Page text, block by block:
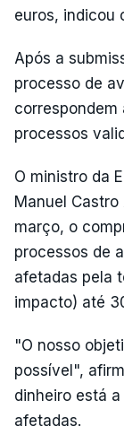
euros, indicou
Após a
processo de
correspondem
processos
O ministro da
Manuel
março, o
processos de
afetadas pela
impacto) até
"O nosso
possível",
dinheiro está
afetadas.